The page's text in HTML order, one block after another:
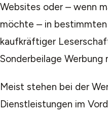
Websites oder – wenn
möchte – in
kaufkräftiger
Sonderbeilage Werbung
Meist stehen bei der
Dienstleistungen im